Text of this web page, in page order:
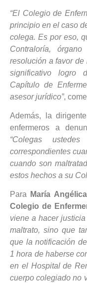
“El Colegio de
principio en el caso
colega. Es por eso,
Contraloría,
resolución a favor
significativo logro
Capítulo de
asesor jurídico”,
Además, la
enfermeros a
“Colegas
correspondientes
cuando son
estos hechos a su
Para
María
Colegio de
viene a hacer
maltrato, sino que
que la notificación
1 hora de haberse
en el Hospital de
cuerpo colegiado no